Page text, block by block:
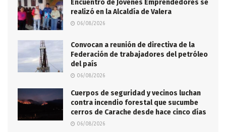
Encuentro de Jóvenes Emprendedores se
realizó en la Alcaldía de Valera
06/08/2026
Convocan a reunión de directiva de la
Federación de trabajadores del petróleo
del país
06/08/2026
Cuerpos de seguridad y vecinos luchan
contra incendio forestal que sucumbe
cerros de Carache desde hace cinco días
06/08/2026